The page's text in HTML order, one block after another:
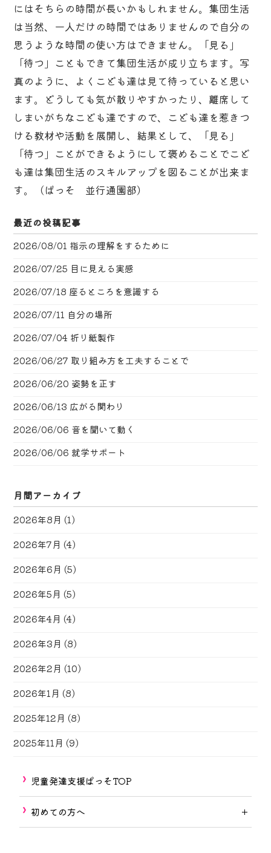
にはそちらの時間が長いかもしれません。集団生活
は当然、一人だけの時間ではありませんので自分の
思うような時間の使い方はできません。「見る」
「待つ」こともできて集団生活が成り立ちます。写
真のように、よくこども達は見て待っていると思い
ます。どうしても気が散りやすかったり、離席して
しまいがちなこども達ですので、こども達を惹きつ
ける教材や活動を展開し、結果として、「見る」
「待つ」ことができるようにして褒めることでこど
も達は集団生活のスキルアップを図ることが出来ま
す。（ぱっそ 並行通園部）
最近の投稿記事
2026/08/01 指示の理解をするために
2026/07/25 目に見える実感
2026/07/18 座るところを意識する
2026/07/11 自分の場所
2026/07/04 折り紙製作
2026/06/27 取り組み方を工夫することで
2026/06/20 姿勢を正す
2026/06/13 広がる関わり
2026/06/06 音を聞いて動く
2026/06/06 就学サポート
月間アーカイブ
2026年8月 (1)
2026年7月 (4)
2026年6月 (5)
2026年5月 (5)
2026年4月 (4)
2026年3月 (8)
2026年2月 (10)
2026年1月 (8)
2025年12月 (8)
2025年11月 (9)
児童発達支援ぱっそTOP
初めての方へ